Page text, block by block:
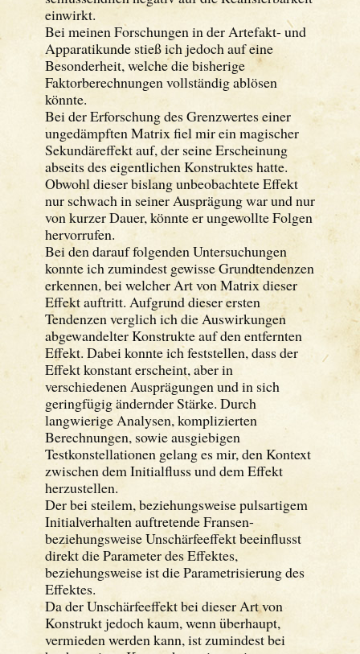
einwirkt.
Bei meinen Forschungen in der Artefakt- und
Apparatikunde stieß ich jedoch auf eine
Besonderheit, welche die bisherige
Faktorberechnungen vollständig ablösen
könnte.
Bei der Erforschung des Grenzwertes einer
ungedämpften Matrix fiel mir ein magischer
Sekundäreffekt auf, der seine Erscheinung
abseits des eigentlichen Konstruktes hatte.
Obwohl dieser bislang unbeobachtete Effekt
nur schwach in seiner Ausprägung war und nur
von kurzer Dauer, könnte er ungewollte Folgen
hervorrufen.
Bei den darauf folgenden Untersuchungen
konnte ich zumindest gewisse Grundtendenzen
erkennen, bei welcher Art von Matrix dieser
Effekt auftritt. Aufgrund dieser ersten
Tendenzen verglich ich die Auswirkungen
abgewandelter Konstrukte auf den entfernten
Effekt. Dabei konnte ich feststellen, dass der
Effekt konstant erscheint, aber in
verschiedenen Ausprägungen und in sich
geringfügig ändernder Stärke. Durch
langwierige Analysen, komplizierten
Berechnungen, sowie ausgiebigen
Testkonstellationen gelang es mir, den Kontext
zwischen dem Initialfluss und dem Effekt
herzustellen.
Der bei steilem, beziehungsweise pulsartigem
Initialverhalten auftretende Fransen-
beziehungsweise Unschärfeeffekt beeinflusst
direkt die Parameter des Effektes,
beziehungsweise ist die Parametrisierung des
Effektes.
Da der Unschärfeeffekt bei dieser Art von
Konstrukt jedoch kaum, wenn überhaupt,
vermieden werden kann, ist zumindest bei